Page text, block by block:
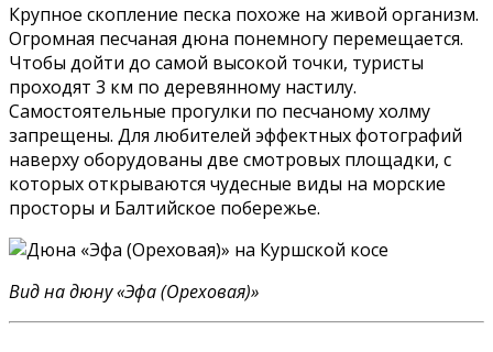
Крупное скопление песка похоже на живой организм.
Огромная песчаная дюна понемногу перемещается.
Чтобы дойти до самой высокой точки, туристы
проходят 3 км по деревянному настилу.
Самостоятельные прогулки по песчаному холму
запрещены. Для любителей эффектных фотографий
наверху оборудованы две смотровых площадки, с
которых открываются чудесные виды на морские
просторы и Балтийское побережье.
Вид на дюну «Эфа (Ореховая)»